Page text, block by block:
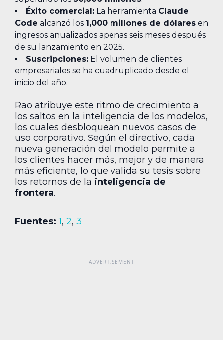
Éxito comercial: La herramienta Claude
Code alcanzó los 1,000 millones de dólares en
ingresos anualizados apenas seis meses después
de su lanzamiento en 2025.
Suscripciones: El volumen de clientes
empresariales se ha cuadruplicado desde el
inicio del año.
Rao atribuye este ritmo de crecimiento a
los saltos en la inteligencia de los modelos,
los cuales desbloquean nuevos casos de
uso corporativo. Según el directivo, cada
nueva generación del modelo permite a
los clientes hacer más, mejor y de manera
más eficiente, lo que valida su tesis sobre
los retornos de la inteligencia de
frontera.
Fuentes: 1, 2, 3